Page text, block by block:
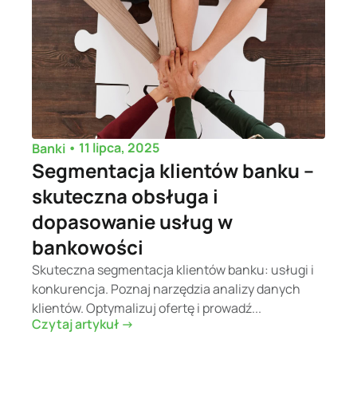
Banki • 11 lipca, 2025
Segmentacja klientów banku –
skuteczna obsługa i
dopasowanie usług w
bankowości
Skuteczna segmentacja klientów banku: usługi i
konkurencja. Poznaj narzędzia analizy danych
klientów. Optymalizuj ofertę i prowadź...
Czytaj artykuł ->